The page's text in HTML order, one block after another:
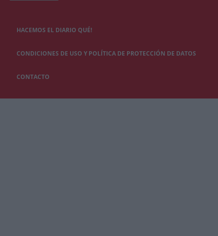
HACEMOS EL DIARIO QUÉ!
CONDICIONES DE USO Y POLÍTICA DE PROTECCIÓN DE DATOS
CONTACTO